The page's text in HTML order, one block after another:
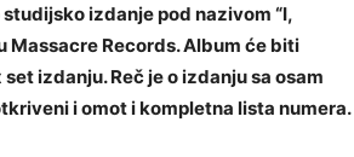
izdanje pod nazivom “I,
Massacre Records. Album će biti
izdanju. Reč je o izdanju sa osam
i omot i kompletna lista numera.